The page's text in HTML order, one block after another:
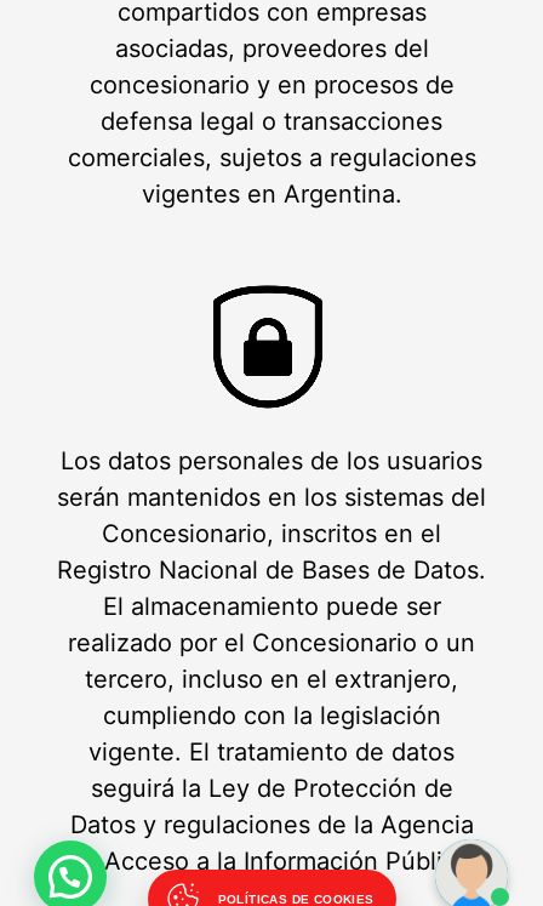
compartidos con empresas
asociadas, proveedores del
concesionario y en procesos de
defensa legal o transacciones
comerciales, sujetos a regulaciones
vigentes en Argentina.
Los datos personales de los usuarios
serán mantenidos en los sistemas del
Concesionario, inscritos en el
Registro Nacional de Bases de Datos.
El almacenamiento puede ser
realizado por el Concesionario o un
tercero, incluso en el extranjero,
cumpliendo con la legislación
vigente. El tratamiento de datos
seguirá la Ley de Protección de
Datos y regulaciones de la Agencia
de Acceso a la Información Pública.
POLÍTICAS DE COOKIES